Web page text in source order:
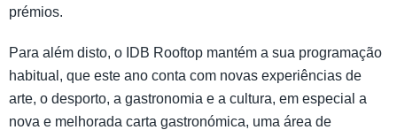
prémios.
Para além disto, o IDB Rooftop mantém a sua programação
habitual, que este ano conta com novas experiências de
arte, o desporto, a gastronomia e a cultura, em especial a
nova e melhorada carta gastronómica, uma área de